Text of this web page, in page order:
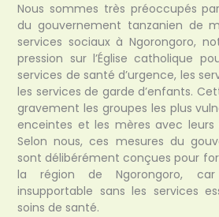
Nous sommes très préoccupés
du gouvernement tanzanien de
services sociaux à Ngorongoro,
pression sur l’Église catholique
services de santé d’urgence, les
les services de garde d’enfants.
gravement les groupes les plus
enceintes et les mères avec
Selon nous, ces mesures du
sont délibérément conçues pour
la région de Ngorongoro,
insupportable sans les services
soins de santé.